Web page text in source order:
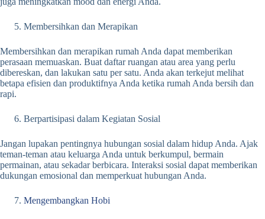
Membersihkan dan Merapikan
Membersihkan dan merapikan rumah Anda dapat memberikan
perasaan memuaskan. Buat daftar ruangan atau area yang perlu
dibereskan, dan lakukan satu per satu. Anda akan terkejut melihat
betapa efisien dan produktifnya Anda ketika rumah Anda bersih dan
rapi.
Berpartisipasi dalam Kegiatan Sosial
Jangan lupakan pentingnya hubungan sosial dalam hidup Anda. Ajak
teman-teman atau keluarga Anda untuk berkumpul, bermain
permainan, atau sekadar berbicara. Interaksi sosial dapat memberikan
dukungan emosional dan memperkuat hubungan Anda.
Mengembangkan Hobi